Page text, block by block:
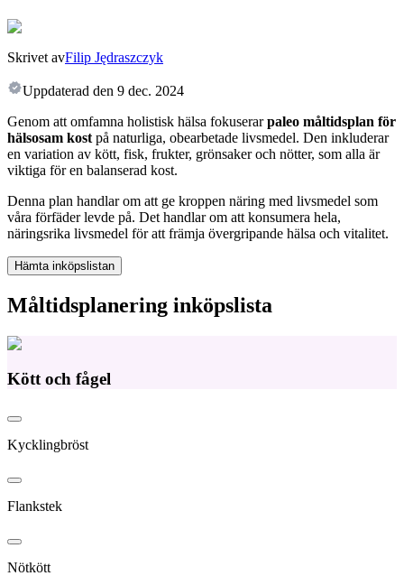
Skrivet avFilip Jędraszczyk
Uppdaterad den 9 dec. 2024
Genom att omfamna holistisk hälsa fokuserarpaleo måltidsplan för
hälsosam kost på naturliga, obearbetade livsmedel. Den inkluderar
en variation av kött, fisk, frukter, grönsaker och nötter, som alla är
viktiga för en balanserad kost.
Denna plan handlar om att ge kroppen näring med livsmedel som
våra förfäder levde på. Det handlar om att konsumera hela,
näringsrika livsmedel för att främja övergripande hälsa och vitalitet.
Hämta inköpslistan
Måltidsplanering inköpslista
Kött och fågel
Kycklingbröst
Flankstek
Nötkött